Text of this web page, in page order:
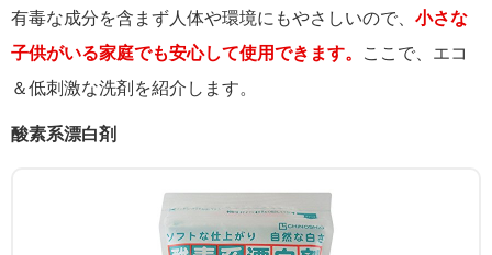
有毒な成分を含まず人体や環境にもやさしいので、 小さな
子供がいる家庭でも安心して使用できます。
ここで、エコ
＆低刺激な洗剤を紹介します。
酸素系漂白剤